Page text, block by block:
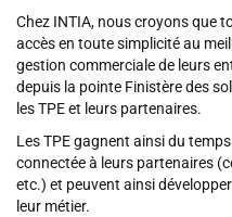
Chez INTIA, nous croyons que
accès en toute simplicité au
gestion commerciale de leurs
depuis la pointe Finistère des
les TPE et leurs partenaires.
Les TPE gagnent ainsi du
connectée à leurs partenaires
etc.) et peuvent ainsi
leur métier.